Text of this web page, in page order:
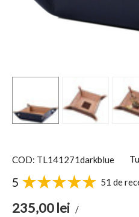
COD: TL141271darkblue
5 51 de
235,00lei /